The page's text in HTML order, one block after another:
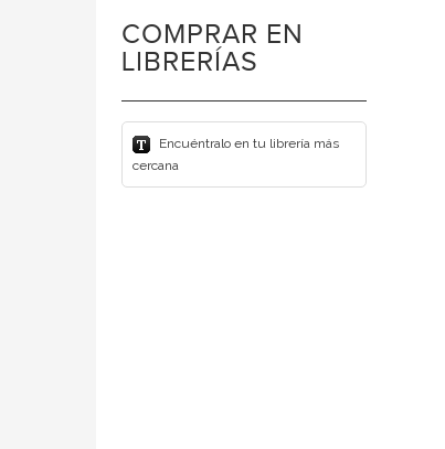
COMPRAR EN
LIBRERÍAS
Encuéntralo en tu librería más
cercana